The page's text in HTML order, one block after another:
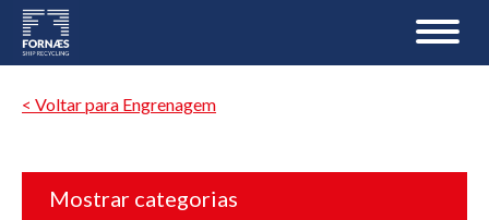
< Voltar para Engrenagem
Mostrar categorias